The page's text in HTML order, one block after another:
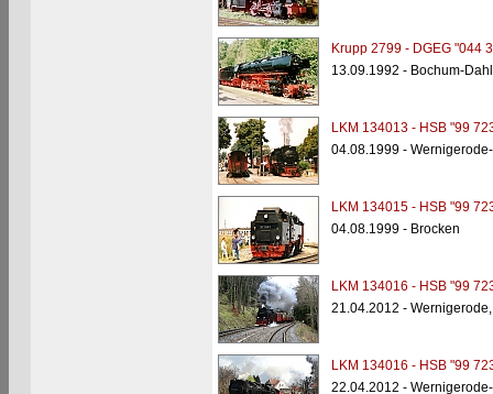
Krupp 2799 - DGEG "044
13.09.1992 - Bochum-
LKM 134013 - HSB "99
04.08.1999 -
LKM 134015 - HSB "99
04.08.1999 - Brocken
LKM 134016 - HSB "99
21.04.2012 -
LKM 134016 - HSB "99
22.04.2012 -